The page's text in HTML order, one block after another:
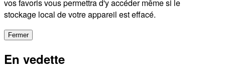
vos favoris vous permettra d'y accéder même si le
stockage local de votre appareil est effacé.
Fermer
En vedette